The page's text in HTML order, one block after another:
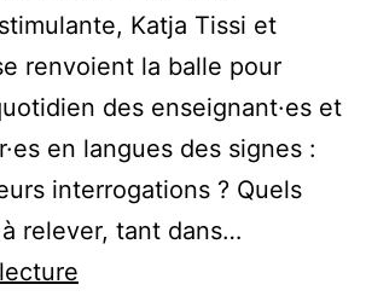
Katja Tissi et
renvoient la balle pour
des enseignant·es et
en langues des signes :
interrogations ? Quels
relever, tant dans…